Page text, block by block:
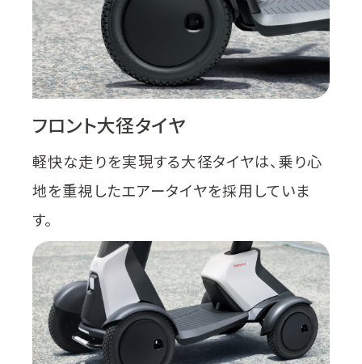
フロント大径タイヤ
軽快な走りを実現する大径タイヤは、乗り心
地を重視したエアータイヤを採用していま
す。